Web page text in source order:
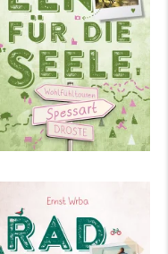
mehr Infos …
Ernst Wrba
Nordholland. Radeln
für die Seele